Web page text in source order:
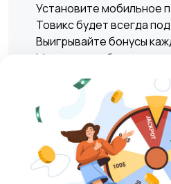
Установите мобильное
Товикс будет всегда
Выигрывайте бонусы
Мгновенно и безопасно
сделки по покупке или
товаров и услуг в
Play Market